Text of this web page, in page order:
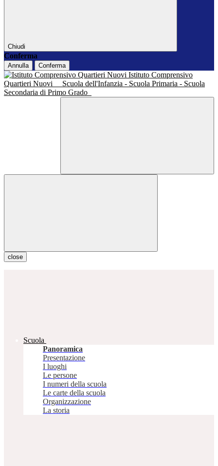
Chiudi
Conferma
Annulla Conferma
Istituto Comprensivo
Quartieri Nuovi
Scuola dell'Infanzia - Scuola Primaria - Scuola
Secondaria di Primo Grado
close
Scuola
Panoramica
Presentazione
I luoghi
Le persone
I numeri della scuola
Le carte della scuola
Organizzazione
La storia